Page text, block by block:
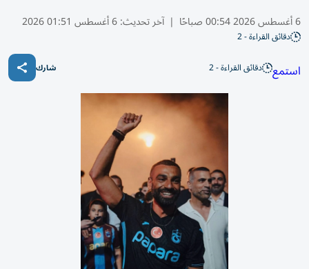
6 أغسطس 2026 00:54 صباحًا | آخر تحديث:6 أغسطس 01:51 2026
دقائق القراءة - 2
استمع دقائق القراءة - 2 شارك